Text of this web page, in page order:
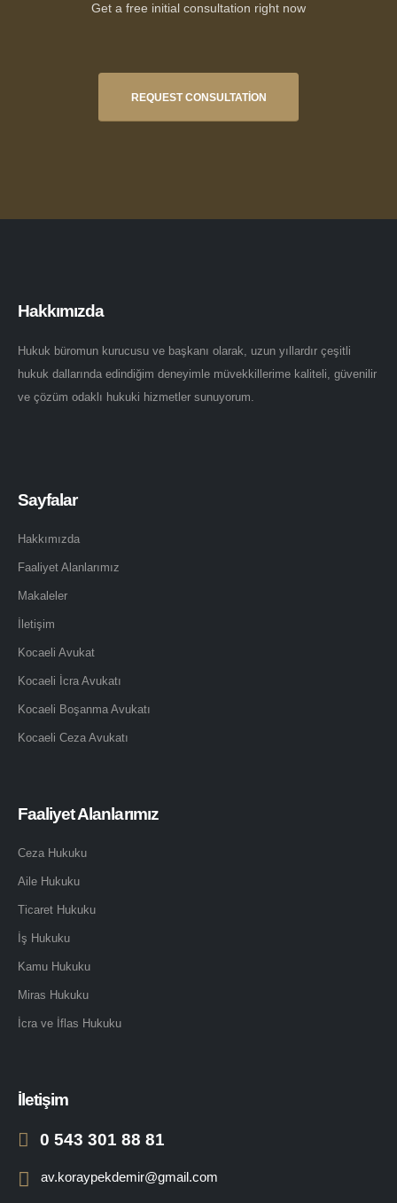
Get a free initial consultation right now
REQUEST CONSULTATION
Hakkımızda
Hukuk büromun kurucusu ve başkanı olarak, uzun yıllardır çeşitli
hukuk dallarında edindiğim deneyimle müvekkillerime kaliteli, güvenilir
ve çözüm odaklı hukuki hizmetler sunuyorum.
Sayfalar
Hakkımızda
Faaliyet Alanlarımız
Makaleler
İletişim
Kocaeli Avukat
Kocaeli İcra Avukatı
Kocaeli Boşanma Avukatı
Kocaeli Ceza Avukatı
Faaliyet Alanlarımız
Ceza Hukuku
Aile Hukuku
Ticaret Hukuku
İş Hukuku
Kamu Hukuku
Miras Hukuku
İcra ve İflas Hukuku
İletişim
0 543 301 88 81
av.koraypekdemir@gmail.com